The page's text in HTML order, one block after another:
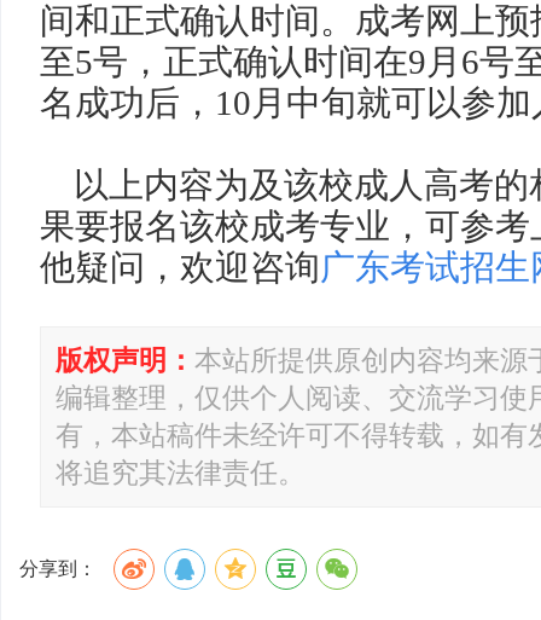
间和正式确认时间。成考网上
至5号，正式确认时间在9月 6号
名成功后， 10月中旬就可以参
以上内容为及该校成人高考
果要报名该校成考专业，可参
他疑问，欢迎咨询广东考试招生
版权声明： 本站所提供原创内容均来源
编辑整理，仅供个人阅读、交流学习使
有，本站稿件未经许可不得转载，如有
将追究其法律责任。
分享到：